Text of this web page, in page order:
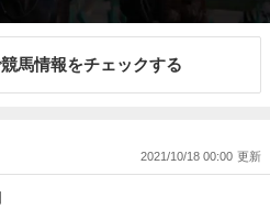
馬情報をチェックする
2021/10/18 00:00